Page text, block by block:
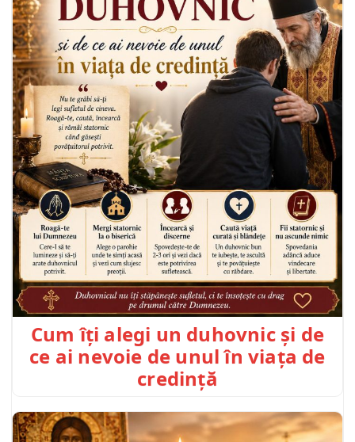
Cum îți alegi un duhovnic și de
ce ai nevoie de unul în viața de
credință